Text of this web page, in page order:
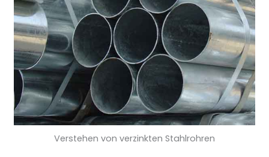
Verstehen von verzinkten Stahlrohren